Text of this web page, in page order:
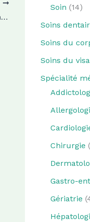
Comment trouver la meilleure maison de retraite ? Quelles sont les aides et subventions ?
Soin (14)
Soins
Soins du
Soins du
Spécialité
Chirurgie
Gastro-
Gériatrie